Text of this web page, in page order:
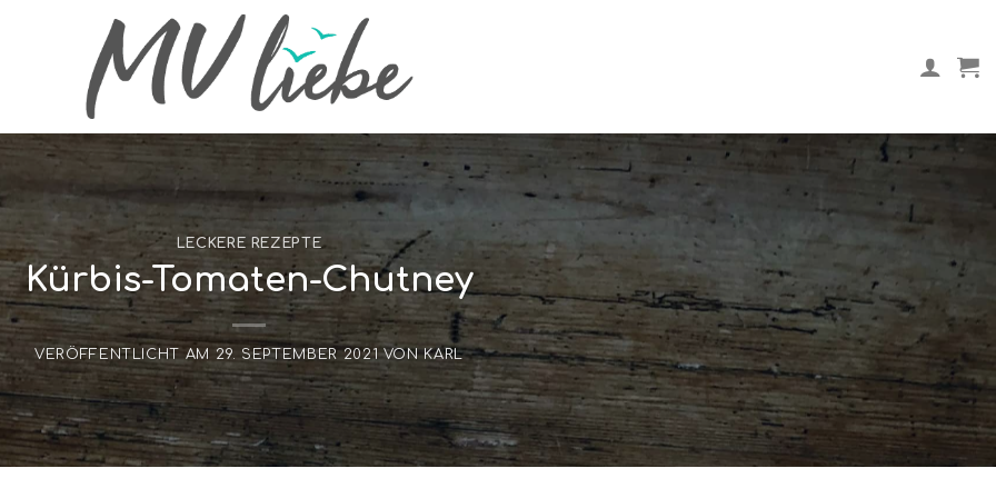
LECKERE REZEPTE
Kürbis-Tomaten-Chutney
VERÖFFENTLICHT AM 29. SEPTEMBER 2021VONKARL